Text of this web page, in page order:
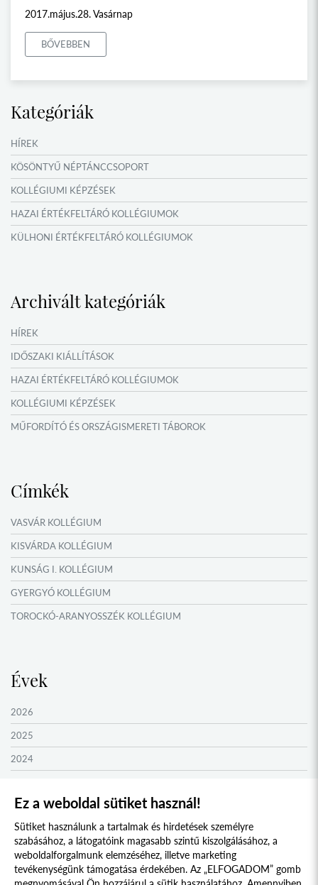
2017.május.28. Vasárnap
BŐVEBBEN
Kategóriák
HÍREK
KÖSÖNTYŰ NÉPTÁNCCSOPORT
KOLLÉGIUMI KÉPZÉSEK
HAZAI ÉRTÉKFELTÁRÓ KOLLÉGIUMOK
KÜLHONI ÉRTÉKFELTÁRÓ KOLLÉGIUMOK
IDŐSZAKI KIÁLLÍTÁSOK
NYÁRI TÁBOROK
OKTATÁS, KULTÚRA
Archivált kategóriák
HÍREK
IDŐSZAKI KIÁLLÍTÁSOK
HAZAI ÉRTÉKFELTÁRÓ KOLLÉGIUMOK
KOLLÉGIUMI KÉPZÉSEK
MŰFORDÍTÓ ÉS ORSZÁGISMERETI TÁBOROK
Címkék
VASVÁR KOLLÉGIUM
KISVÁRDA KOLLÉGIUM
KUNSÁG I. KOLLÉGIUM
GYERGYÓ KOLLÉGIUM
TOROCKÓ-ARANYOSSZÉK KOLLÉGIUM
GARAM MENTI KOLLÉGIUM
ŐRVIDÉK KOLLÉGIUM
MOLDVAI CSÁNGÓ KOLLÉGIUM
HEGYKÖZ KOLLÉGIUM
NYUGAT-BÁCSKA KOLLÉGIUM
MURAVIDÉK KOLLÉGIUM
BEREGI KOLLÉGIUM
UNGI KOLLÉGIUM
Évek
2026
2025
2024
2022
2021
2020
2019
Ez a weboldal sütiket használ!
Sütiket használunk a tartalmak és hirdetések személyre
szabásához, a látogatóink magasabb szintű kiszolgálásához, a
weboldalforgalmunk elemzéséhez, illetve marketing
tevékenységünk támogatása érdekében. Az „ELFOGADOM” gomb